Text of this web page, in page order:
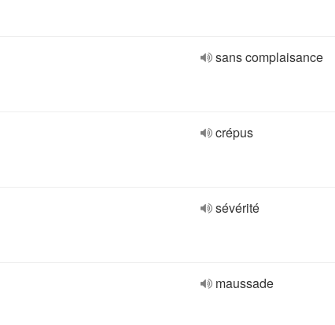
sans complaisance
crépus
sévérité
maussade